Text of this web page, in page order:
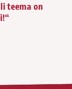
teema on